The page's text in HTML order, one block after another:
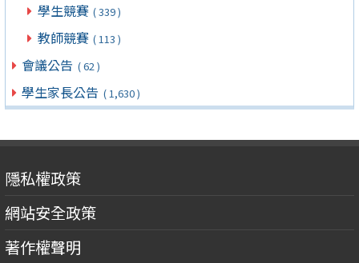
學生競賽 ( 339 )
教師競賽 ( 113 )
會議公告 ( 62 )
學生家長公告 ( 1,630 )
隱私權政策
網站安全政策
著作權聲明